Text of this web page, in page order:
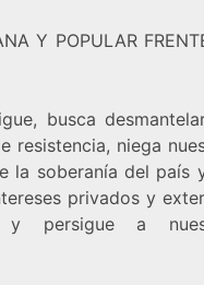
Y POPULAR
busca
resistencia, niega
la soberanía del país
privados y
y persigue a